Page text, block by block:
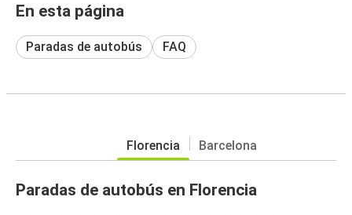
En esta página
Paradas de autobús FAQ
Florencia Barcelona
Paradas de autobús en Florencia